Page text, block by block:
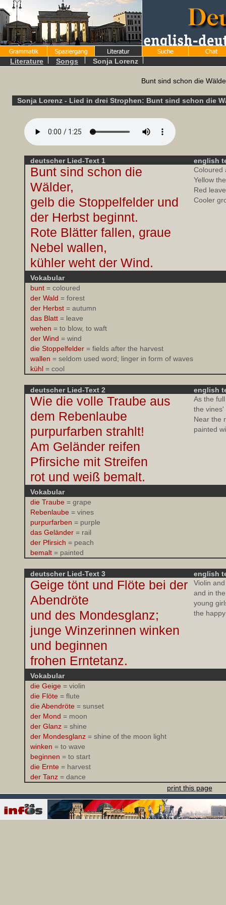
Literature Songs Sonja Lorenz
Bunt sind schon die
Sonja Lorenz - Lied in drei Strophen: Bunt sind schon die
deutscher Lied-Text 1 english
Bunt sind schon die
Wälder,
gelb die Stoppelfelder und
der Herbst beginnt.
Rote Blätter fallen, graue
Nebel wallen,
kühler weht der Wind.
Coloured
Yellow
Red
Cooler
Vokabular
bunt = coloured
der Wald = forest
der Herbst = autumn
das Blatt = leave
wehen = to blow, to waft
der Wind = wind
die Stoppelfelder = fields after the harvest
wallen = seldom used word; linger in form of waves
kühl = cool
deutscher Lied-Text 2 english
Wie die volle Traube aus
dem Rebenlaube
purpurfarben strahlt!
Am Geländer reifen
Pfirsiche mit Streifen
rot und weiß bemalt.
As the
the vines'
Near the
painted
Vokabular
die Traube = grape
Rebenlaube = vines
purpurfarben = purple
das Geländer = rail
der Pfirsich = peach
bemalt = painted
deutscher Lied-Text 3 english
Geige tönt und Flöte bei der
Abendröte
und des Mondesglanz;
junge Winzerinnen winken
und beginnen
frohen Erntetanz.
Violin
and in
young
the
Vokabular
die Geige = violin
die Flöte = flute
die Abendröte = sunset
der Mond = moon
der Glanz = shine
der Mondesglanz = shine of the moon light
winken = to wave
beginnen = to start
die Ernte = harvest
der Tanz = dance
print this page